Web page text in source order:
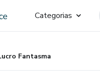
Categorias
Fantasma